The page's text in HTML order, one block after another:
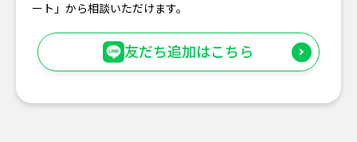
ート」から相談いただけます。
友だち追加はこちら